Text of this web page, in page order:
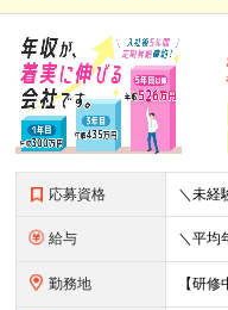
応募資格
給与
勤務地